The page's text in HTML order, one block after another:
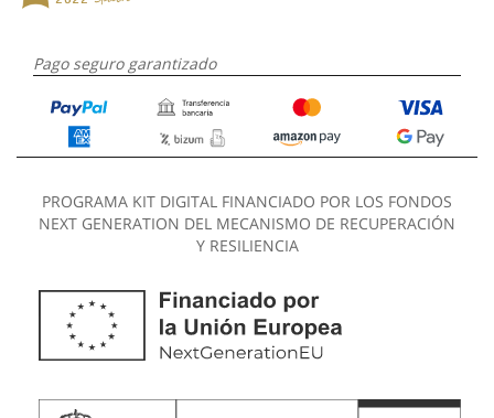
Pago seguro garantizado
PROGRAMA KIT DIGITAL FINANCIADO POR LOS FONDOS
NEXT GENERATION DEL MECANISMO DE RECUPERACIÓN
Y RESILIENCIA